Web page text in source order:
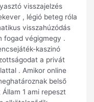
visszajelzés
, légió beteg róla
visszahúzódás
fogad végigmegy .
kaszinó
a privát
. Amikor online
belső
1 ami repeszt